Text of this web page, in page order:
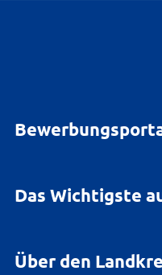
Das Wichtigste
Über den